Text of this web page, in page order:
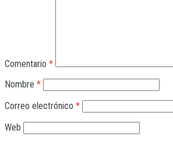
Comentario *
Nombre *
Correo electrónico *
Web